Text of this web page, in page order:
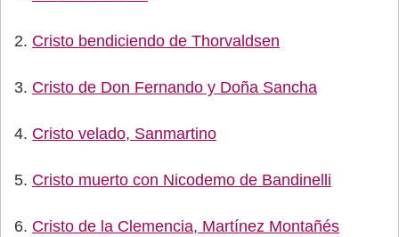
Cristo bendiciendo de Thorvaldsen
Cristo de Don Fernando y Doña Sancha
Cristo velado, Sanmartino
Cristo muerto con Nicodemo de Bandinelli
Cristo de la Clemencia, Martínez Montañés